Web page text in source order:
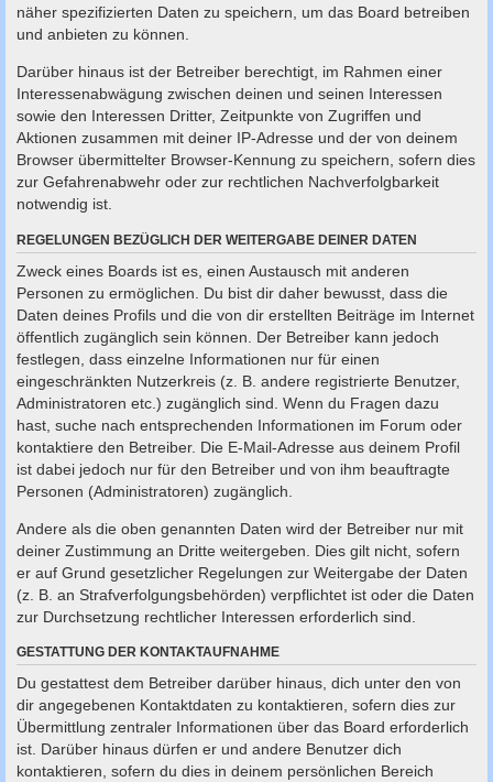
näher spezifizierten Daten zu speichern, um das Board betreiben
und anbieten zu können.
Darüber hinaus ist der Betreiber berechtigt, im Rahmen einer
Interessenabwägung zwischen deinen und seinen Interessen
sowie den Interessen Dritter, Zeitpunkte von Zugriffen und
Aktionen zusammen mit deiner IP-Adresse und der von deinem
Browser übermittelter Browser-Kennung zu speichern, sofern dies
zur Gefahrenabwehr oder zur rechtlichen Nachverfolgbarkeit
notwendig ist.
REGELUNGEN BEZÜGLICH DER WEITERGABE DEINER DATEN
Zweck eines Boards ist es, einen Austausch mit anderen
Personen zu ermöglichen. Du bist dir daher bewusst, dass die
Daten deines Profils und die von dir erstellten Beiträge im Internet
öffentlich zugänglich sein können. Der Betreiber kann jedoch
festlegen, dass einzelne Informationen nur für einen
eingeschränkten Nutzerkreis (z. B. andere registrierte Benutzer,
Administratoren etc.) zugänglich sind. Wenn du Fragen dazu
hast, suche nach entsprechenden Informationen im Forum oder
kontaktiere den Betreiber. Die E-Mail-Adresse aus deinem Profil
ist dabei jedoch nur für den Betreiber und von ihm beauftragte
Personen (Administratoren) zugänglich.
Andere als die oben genannten Daten wird der Betreiber nur mit
deiner Zustimmung an Dritte weitergeben. Dies gilt nicht, sofern
er auf Grund gesetzlicher Regelungen zur Weitergabe der Daten
(z. B. an Strafverfolgungsbehörden) verpflichtet ist oder die Daten
zur Durchsetzung rechtlicher Interessen erforderlich sind.
GESTATTUNG DER KONTAKTAUFNAHME
Du gestattest dem Betreiber darüber hinaus, dich unter den von
dir angegebenen Kontaktdaten zu kontaktieren, sofern dies zur
Übermittlung zentraler Informationen über das Board erforderlich
ist. Darüber hinaus dürfen er und andere Benutzer dich
kontaktieren, sofern du dies in deinem persönlichen Bereich